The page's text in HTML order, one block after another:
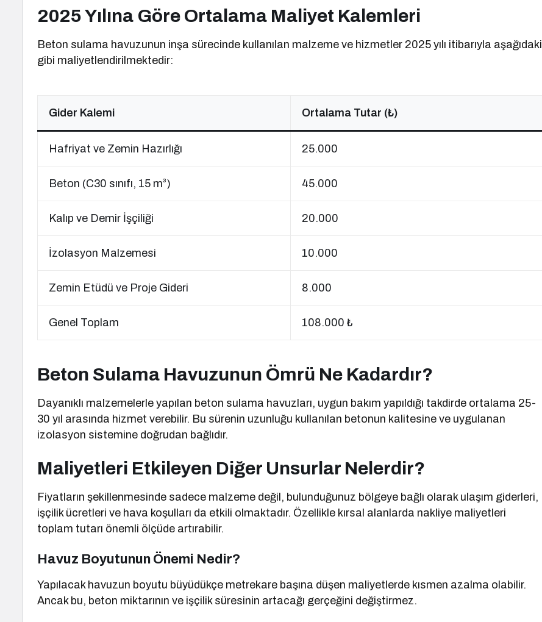
2025 Yılına Göre Ortalama Maliyet Kalemleri
Beton sulama havuzunun inşa sürecinde kullanılan malzeme ve hizmetler 2025 yılı itibarıyla aşağıdaki
gibi maliyetlendirilmektedir:
Gider Kalemi Ortalama Tutar (₺)
Hafriyat ve Zemin Hazırlığı 25.000
Beton (C30 sınıfı, 15 m³) 45.000
Kalıp ve Demir İşçiliği 20.000
İzolasyon Malzemesi 10.000
Zemin Etüdü ve Proje Gideri 8.000
Genel Toplam 108.000 ₺
Beton Sulama Havuzunun Ömrü Ne Kadardır?
Dayanıklı malzemelerle yapılan beton sulama havuzları, uygun bakım yapıldığı takdirde ortalama 25-
30 yıl arasında hizmet verebilir. Bu sürenin uzunluğu kullanılan betonun kalitesine ve uygulanan
izolasyon sistemine doğrudan bağlıdır.
Maliyetleri Etkileyen Diğer Unsurlar Nelerdir?
Fiyatların şekillenmesinde sadece malzeme değil, bulunduğunuz bölgeye bağlı olarak ulaşım giderleri,
işçilik ücretleri ve hava koşulları da etkili olmaktadır. Özellikle kırsal alanlarda nakliye maliyetleri
toplam tutarı önemli ölçüde artırabilir.
Havuz Boyutunun Önemi Nedir?
Yapılacak havuzun boyutu büyüdükçe metrekare başına düşen maliyetlerde kısmen azalma olabilir.
Ancak bu, beton miktarının ve işçilik süresinin artacağı gerçeğini değiştirmez.